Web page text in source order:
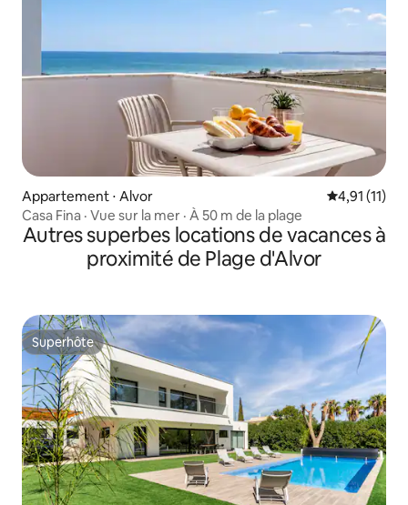
Appartement ⋅ Alvor Évaluation
4,91 (11)
Casa Fina · Vue sur la mer · À 50 m de la plage
Autres superbes locations de vacances à
proximité de Plage d'Alvor
Superhôte
Superhôte